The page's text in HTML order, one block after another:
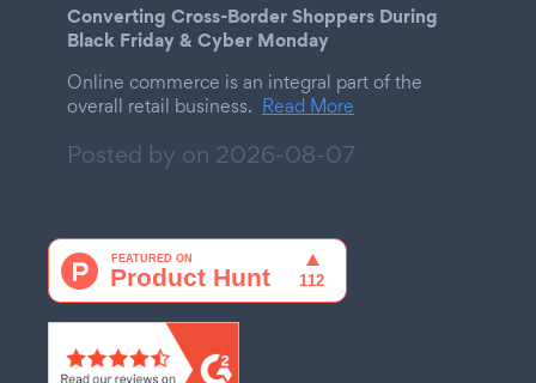
Converting Cross-Border Shoppers During
Black Friday & Cyber Monday
Online commerce is an integral part of the
overall retail business. Read More
Posted by on 2026-08-07